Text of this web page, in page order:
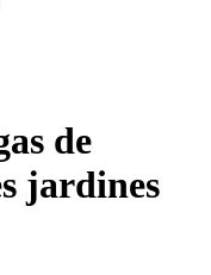
de
jardines